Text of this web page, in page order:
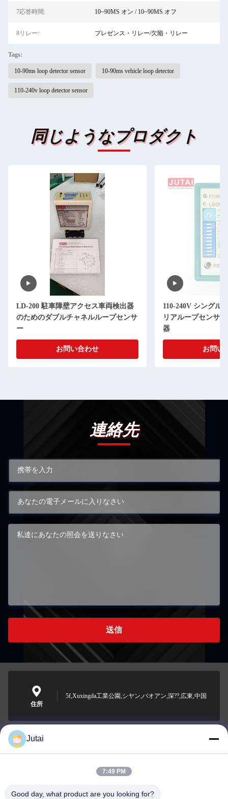
7応答時間: 10~90MS オン / 10~90MS オフ
8リレー: プレゼンス・リレー/欠陥・リレー
Tags:
10-90ms loop detector sensor 10-90ms vehicle loop detector
110-240v loop detector sensor
同じようなプロダクト
LD-200 駐車障壁アクセス車両検出器
のためのダブルチャネルループセンサ
ー
お問い合わせ
110-240V シングル
リアループセンサ
器
お問い
連絡先
送信
住所
5f,Xuxingda工業公園,シヤン,バオアン,深??,広東,中国
jutaisales18@gmail.com
Jutai
7:49 PM
Good day, what product are you looking for?